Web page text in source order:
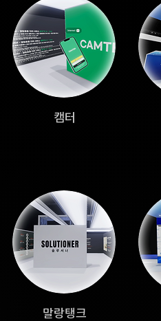
캠터
말랑탱크